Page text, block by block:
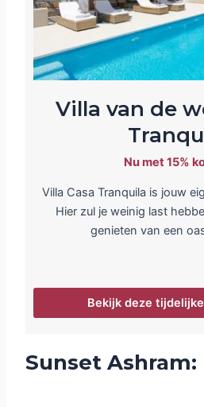
Villa van de
Nu met 15%
Villa Casa Tranquila is jouw
Hier zul je weinig last
genieten van een
Bekijk deze
Sunset Ashram: